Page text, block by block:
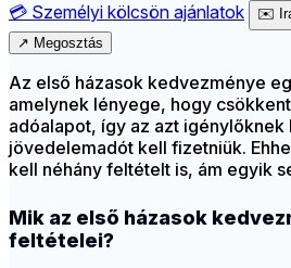
💳 Személyi kölcsön ajánlatok ✉️
↗ Megosztás
Az első házasok kedvezménye
amelynek lényege, hogy
adóalapot, így az azt
jövedelemadót kell fizetniük.
kell néhány feltételt is, ám egyik
Mik az első házasok
feltételei?